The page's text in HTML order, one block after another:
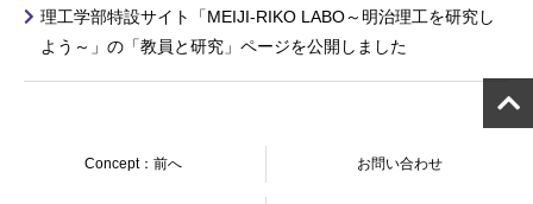
理工学部特設サイト「MEIJI-RIKO LABO～明治理工を研究し
よう～」の「教員と研究」ページを公開しました
Concept：前へ お問い合わせ